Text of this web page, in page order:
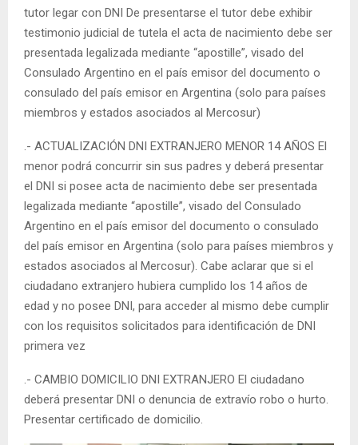
tutor legar con DNI De presentarse el tutor debe exhibir
testimonio judicial de tutela el acta de nacimiento debe ser
presentada legalizada mediante “apostille”, visado del
Consulado Argentino en el país emisor del documento o
consulado del país emisor en Argentina (solo para países
miembros y estados asociados al Mercosur)
.- ACTUALIZACIÓN DNI EXTRANJERO MENOR 14 AÑOS El
menor podrá concurrir sin sus padres y deberá presentar
el DNI si posee acta de nacimiento debe ser presentada
legalizada mediante “apostille”, visado del Consulado
Argentino en el país emisor del documento o consulado
del país emisor en Argentina (solo para países miembros y
estados asociados al Mercosur). Cabe aclarar que si el
ciudadano extranjero hubiera cumplido los 14 años de
edad y no posee DNI, para acceder al mismo debe cumplir
con los requisitos solicitados para identificación de DNI
primera vez
.- CAMBIO DOMICILIO DNI EXTRANJERO El ciudadano
deberá presentar DNI o denuncia de extravío robo o hurto.
Presentar certificado de domicilio.